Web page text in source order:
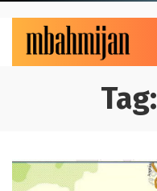
Tag: